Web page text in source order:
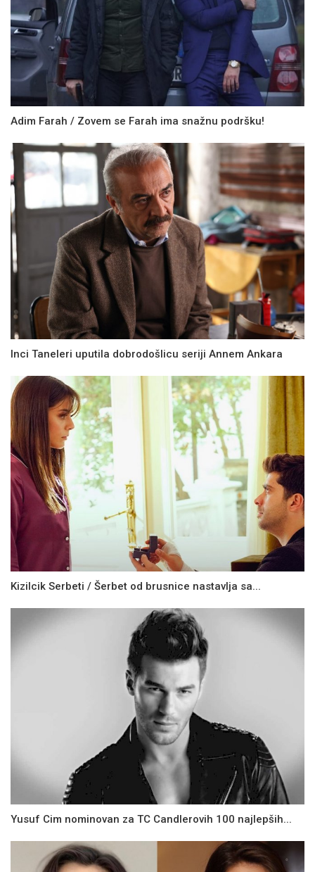
Adim Farah / Zovem se Farah ima snažnu podršku!
Inci Taneleri uputila dobrodošlicu seriji Annem Ankara
Kizilcik Serbeti / Šerbet od brusnice nastavlja sa...
Yusuf Cim nominovan za TC Candlerovih 100 najlepših...